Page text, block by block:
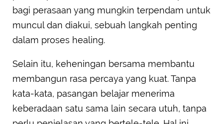
bagi perasaan yang mungkin terpendam untuk
muncul dan diakui, sebuah langkah penting
dalam proses healing.
Selain itu, keheningan bersama membantu
membangun rasa percaya yang kuat. Tanpa
kata-kata, pasangan belajar menerima
keberadaan satu sama lain secara utuh, tanpa